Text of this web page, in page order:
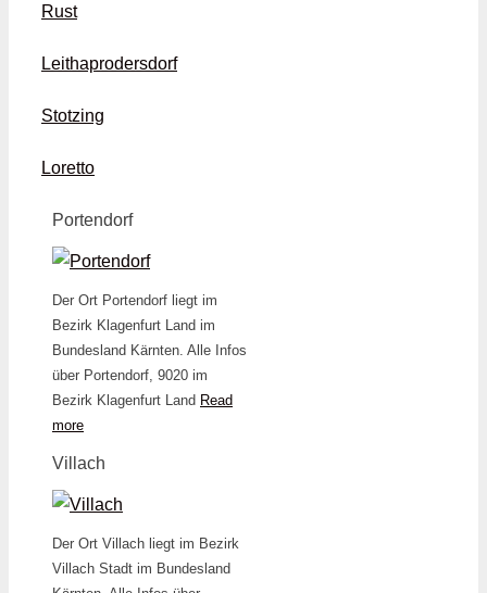
Rust
Leithaprodersdorf
Stotzing
Loretto
Portendorf
Der Ort Portendorf liegt im
Bezirk Klagenfurt Land im
Bundesland Kärnten. Alle Infos
über Portendorf, 9020 im
Bezirk Klagenfurt Land Read
more
Villach
Der Ort Villach liegt im Bezirk
Villach Stadt im Bundesland